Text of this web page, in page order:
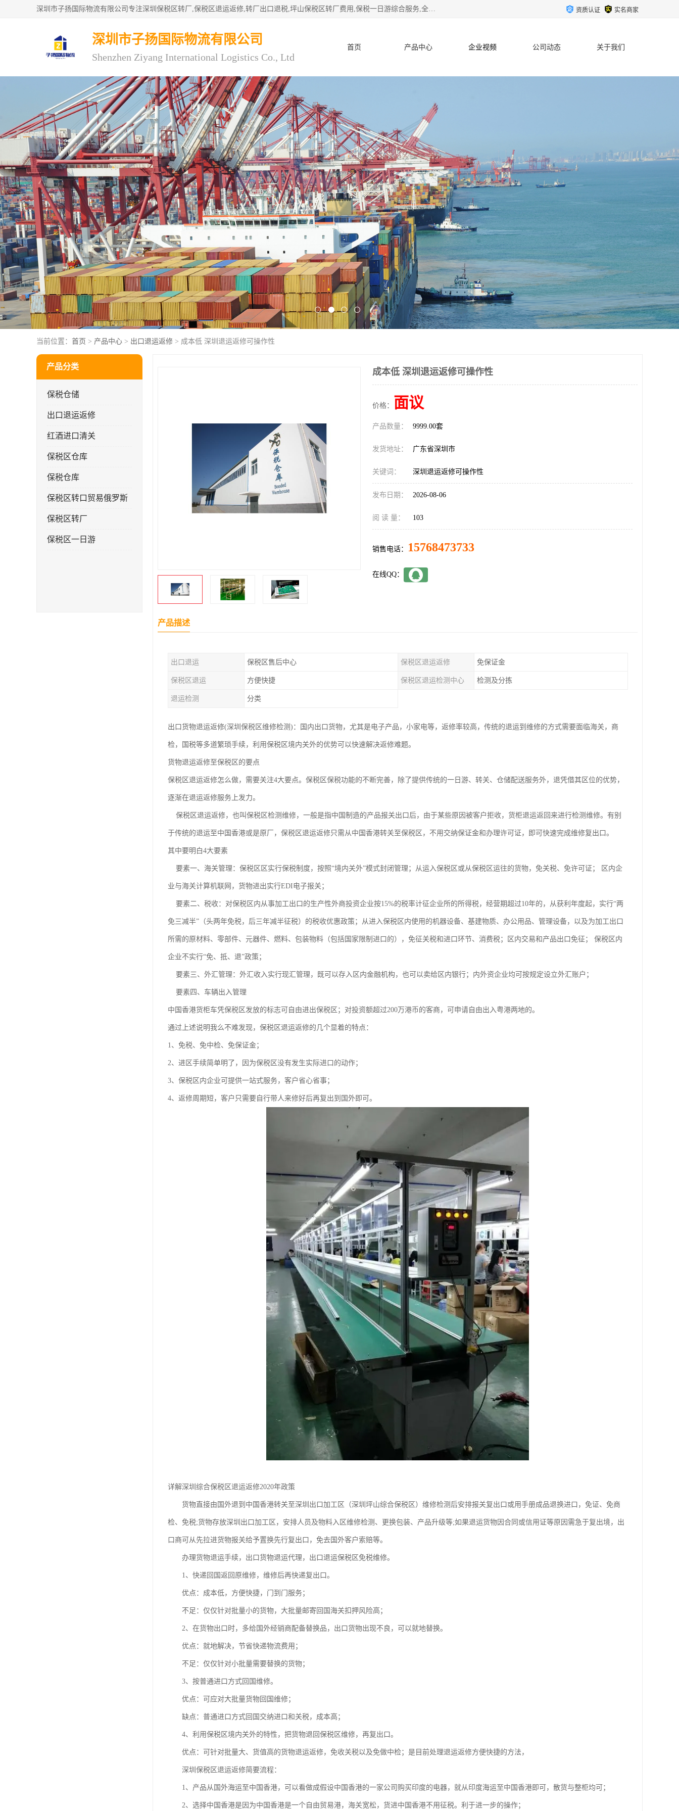
深圳市子扬国际物流有限公司专注深圳保税区转厂,保税区退运返修,转厂出口退税,坪山保税区转厂费用,保税一日游综合服务,全程托管，公司是严格按照“专业化定位、综合化经营、差异化发展”的经营思路建立的现代第三方物流，在通关业务、保税区仓储、退运返修、供应链金融方面具有较强的竞争优势。公司秉承“高效专业、服务客户、创新发展”的经营理念，已发展成为国内外知名企业的战略合作商。 资质认证 实名商家
深圳市子扬国际物流有限公司
Shenzhen Ziyang International Logistics Co., Ltd
首页 产品中心 企业视频 公司动态 关于我们
当前位置： 首页 > 产品中心 > 出口退运返修 > 成本低 深圳退运返修可操作性
产品分类
保税仓储
出口退运返修
红酒进口清关
保税区仓库
保税仓库
保税区转口贸易俄罗斯
保税区转厂
保税区一日游
成本低 深圳退运返修可操作性
价格： 面议
产品数量： 9999.00套
发货地址： 广东省深圳市
关键词： 深圳退运返修可操作性
发布日期： 2026-08-06
阅 读 量： 103
销售电话： 15768473733
在线QQ：
产品描述
出口退运 保税区售后中心 保税区退运返修 免保证金
保税区退运 方便快捷 保税区退运检测中心 检测及分拣
退运检测 分类
出口货物退运返修(深圳保税区维修检测)：国内出口货物，尤其是电子产品，小家电等，返修率较高，传统的退运到维修的方式需要面临海关，商
检，国税等多道繁琐手续，利用保税区境内关外的优势可以快速解决返修难题。
货物退运返修至保税区的要点
保税区退运返修怎么做，需要关注4大要点。保税区保税功能的不断完善，除了提供传统的一日游、转关、仓储配送服务外，退凭借其区位的优势，
逐渐在退运返修服务上发力。
保税区退运返修，也叫保税区检测维修，一般是指中国制造的产品报关出口后，由于某些原因被客户拒收，货柜退运返回来进行检测维修。有别
于传统的退运至中国香港或是原厂，保税区退运返修只需从中国香港转关至保税区，不用交纳保证金和办理许可证，即可快速完成维修复出口。
其中要明白4大要素
要素一、海关管理：保税区区实行保税制度，按照“境内关外”模式封闭管理；从运入保税区或从保税区运往的货物，免关税、免许可证； 区内企
业与海关计算机联网，货物进出实行EDI电子报关；
要素二、税收：对保税区内从事加工出口的生产性外商投资企业按15%的税率计征企业所的所得税，经营期超过10年的，从获利年度起，实行“两
免三减半”（头两年免税，后三年减半征税）的税收优惠政策；从进入保税区内使用的机器设备、基建物质、办公用品、管理设备，以及为加工出口
所需的原材料、零部件、元器件、燃料、包装物料（包括国家限制进口的），免征关税和进口环节、消费税；区内交易和产品出口免征； 保税区内
企业不实行“免、抵、退”政策；
要素三、外汇管理：外汇收入实行现汇管理，既可以存入区内金融机构，也可以卖给区内银行；内外资企业均可按规定设立外汇账户；
要素四、车辆出入管理
中国香港货柜车凭保税区发放的标志可自由进出保税区；对投资额超过200万港币的客商，可申请自由出入粤港两地的。
通过上述说明我么不难发现，保税区退运返修的几个显着的特点：
1、免税、免中检、免保证金；
2、进区手续简单明了，因为保税区没有发生实际进口的动作；
3、保税区内企业可提供一站式服务，客户省心省事；
4、返修周期短，客户只需要自行带人来修好后再复出到国外即可。
详解深圳综合保税区退运返修2020年政策
货物直接由国外退到中国香港转关至深圳出口加工区（深圳坪山综合保税区）维修检测后安排报关复出口或用手册成品退换进口，免证、免商
检、免税;货物存放深圳出口加工区，安排人员及物料入区维修检测、更换包装、产品升级等;如果退运货物因合同或信用证等原因需急于复出境，出
口商可从先拉进货物报关给予置换先行复出口，免去国外客户索赔等。
办理货物退运手续，出口货物退运代理，出口退运保税区免税维修。
1、快递回国返回原维修，维修后再快递复出口。
优点：成本低，方便快捷，门到门服务；
不足：仅仅针对批量小的货物，大批量邮寄回国海关扣押风险高；
2、在货物出口时，多给国外经销商配备替换品，出口货物出现不良，可以就地替换。
优点：就地解决，节省快递物流费用；
不足：仅仅针对小批量需要替换的货物；
3、按普通进口方式回国维修。
优点：可应对大批量货物回国维修；
缺点：普通进口方式回国交纳进口和关税，成本高；
4、利用保税区境内关外的特性，把货物退回保税区维修，再复出口。
优点：可针对批量大、货值高的货物退运返修，免收关税以及免做中检；是目前处理退运返修方便快捷的方法，
深圳保税区退运返修简要流程：
1、产品从国外海运至中国香港，可以看做成假设中国香港的一家公司购买印度的电器，就从印度海运至中国香港即可，散货与整柜均可；
2、选择中国香港是因为中国香港是一个自由贸易港，海关宽松，货进中国香港不用征税。利于进一步的操作；